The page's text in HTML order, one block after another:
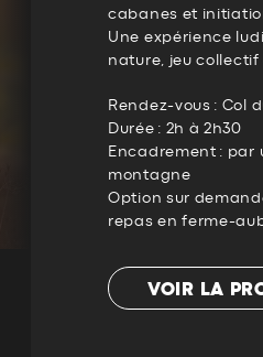
cabanes et
Une expérience
nature, jeu
Rendez-vous : Col
Durée : 2h à 2h30
Encadrement : par
montagne
Option sur
repas en ferme-
VOIR LA